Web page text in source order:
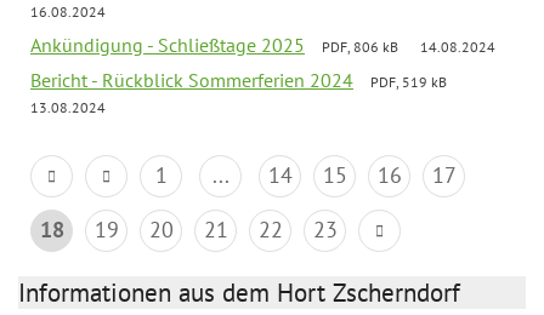
16.08.2024
Ankündigung - Schließtage 2025 PDF, 806 kB 14.08.2024
Bericht - Rückblick Sommerferien 2024
PDF, 519 kB
13.08.2024
1 ... 14 15 16
17
18
19 20 21 22 23
Informationen aus dem Hort Zscherndorf